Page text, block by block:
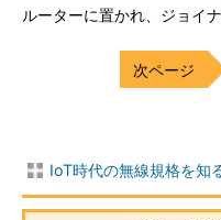
ルーターに置かれ、ジョイ
IoT時代の無線規格を知